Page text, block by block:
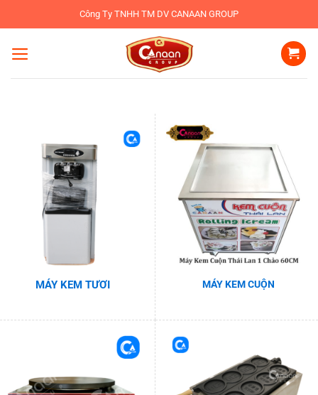
qua
nội
Công Ty TNHH TM DV CANAAN GROUP
MÁY KEM TƯƠI MÁY KEM CUỘN